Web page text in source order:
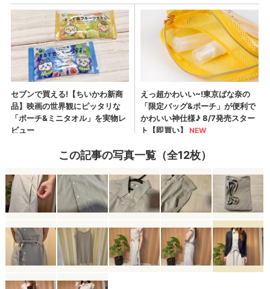
この記事の写真一覧（全12枚）